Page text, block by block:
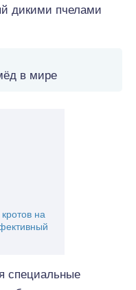
дикими пчелами
в мире
на
специальные